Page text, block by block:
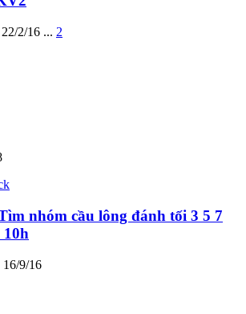
22/2/16 ... 2
nhóm cầu lông đánh tối 3 5 7
10h
16/9/16